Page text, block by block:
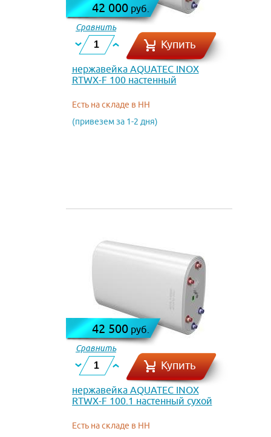
42 000руб.
Сравнить
Купить
нержавейка AQUATEC INOX
RTWX-F 100 настенный
Есть на складе в НН
(привезем за 1-2 дня)
42 500руб.
Сравнить
Купить
нержавейка AQUATEC INOX
RTWX-F 100.1 настенный сухой
Есть на складе в НН